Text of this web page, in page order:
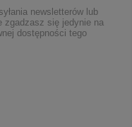
newsletterów lub
zgadzasz się jedynie na
dostępności tego